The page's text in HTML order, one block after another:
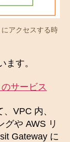
アクセスする時
ます。
サービス
VPC 内、
グや AWS リ
Gateway に